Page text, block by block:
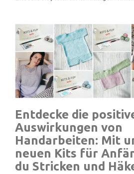
Entdecke die
Auswirkungen von
Handarbeiten: Mit
neuen Kits für
du Stricken und